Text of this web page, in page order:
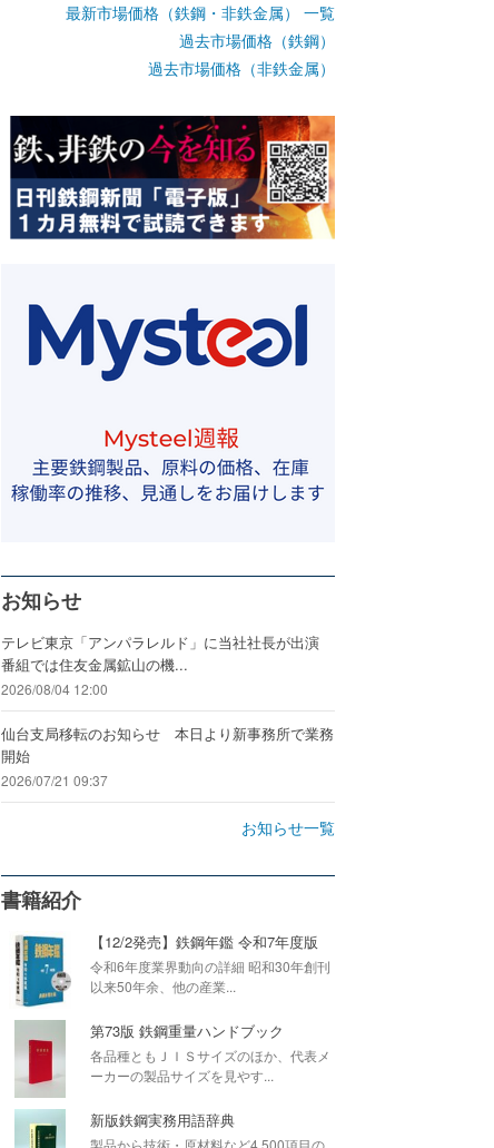
最新市場価格（鉄鋼・非鉄金属） 一覧
過去市場価格（鉄鋼）
過去市場価格（非鉄金属）
お知らせ
テレビ東京「アンパラレルド」に当社社長が出演
番組では住友金属鉱山の機...
2026/08/04 12:00
仙台支局移転のお知らせ 本日より新事務所で業務
開始
2026/07/21 09:37
お知らせ一覧
書籍紹介
【12/2発売】鉄鋼年鑑 令和7年度版
令和6年度業界動向の詳細 昭和30年創刊
以来50年余、他の産業...
第73版 鉄鋼重量ハンドブック
各品種ともＪＩＳサイズのほか、代表メ
ーカーの製品サイズを見やす...
新版鉄鋼実務用語辞典
製品から技術・原材料など4,500項目の